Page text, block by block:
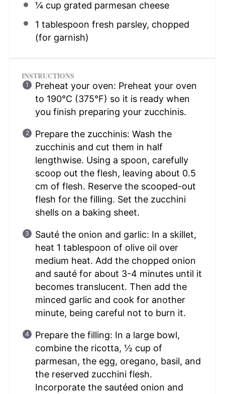
¼ cup grated parmesan cheese
1 tablespoon fresh parsley, chopped
(for garnish)
INSTRUCTIONS
Preheat your oven: Preheat your oven
to 190°C (375°F) so it is ready when
you finish preparing your zucchinis.
Prepare the zucchinis: Wash the
zucchinis and cut them in half
lengthwise. Using a spoon, carefully
scoop out the flesh, leaving about 0.5
cm of flesh. Reserve the scooped-out
flesh for the filling. Set the zucchini
shells on a baking sheet.
Sauté the onion and garlic: In a skillet,
heat 1 tablespoon of olive oil over
medium heat. Add the chopped onion
and sauté for about 3-4 minutes until it
becomes translucent. Then add the
minced garlic and cook for another
minute, being careful not to burn it.
Prepare the filling: In a large bowl,
combine the ricotta, ½ cup of
parmesan, the egg, oregano, basil, and
the reserved zucchini flesh.
Incorporate the sautéed onion and